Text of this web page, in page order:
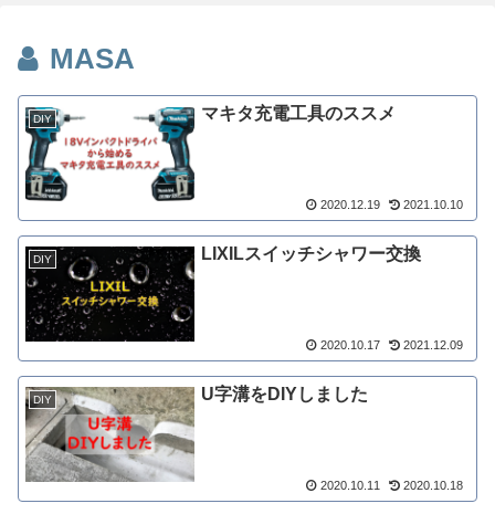
MASA
DIY マキタ充電工具のススメ
2020.12.19 2021.10.10
DIY LIXILスイッチシャワー交換
2020.10.17 2021.12.09
DIY U字溝をDIYしました
2020.10.11 2020.10.18